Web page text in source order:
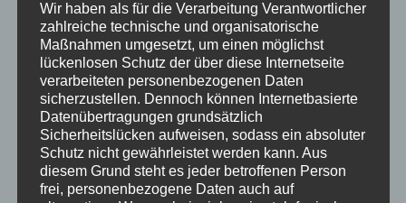
am
24.11.2016
–
20
Uhr
Der
Förderverei
n lädt ein
Kinderkleid
erbasar am
Wir haben als für die Verarbeitung Verantwortlicher
zahlreiche technische und organisatorische
Maßnahmen umgesetzt, um einen möglichst
lückenlosen Schutz der über diese Internetseite
verarbeiteten personenbezogenen Daten
sicherzustellen. Dennoch können Internetbasierte
Datenübertragungen grundsätzlich
Sicherheitslücken aufweisen, sodass ein absoluter
Schutz nicht gewährleistet werden kann. Aus
diesem Grund steht es jeder betroffenen Person
frei, personenbezogene Daten auch auf